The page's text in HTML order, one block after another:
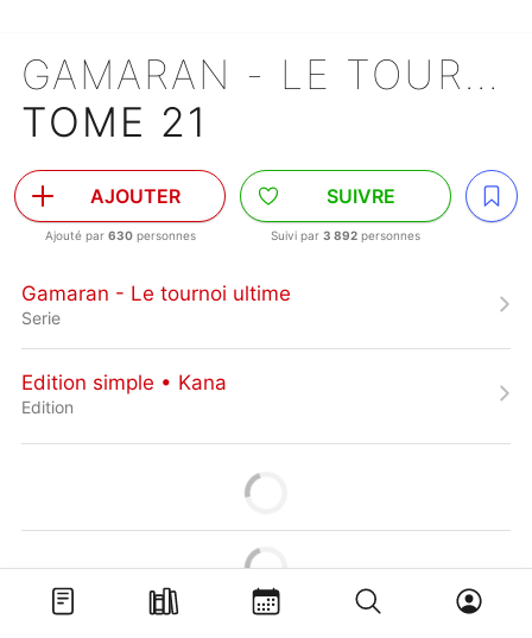
GAMARAN - LE TOURNOI ULTIME
TOME 21
AJOUTER
Ajouté par 630personnes
SUIVRE
Suivi par 3 892 personnes
Gamaran - Le tournoi ultime
Serie
Edition simple • Kana
Edition